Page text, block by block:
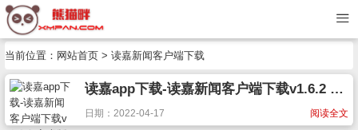
当前位置： 网站首页 > 读嘉新闻客户端下载
读嘉app下载-读嘉新闻客户端下载v1.6.2 安卓版
阅读全文
日期：2022-04-17